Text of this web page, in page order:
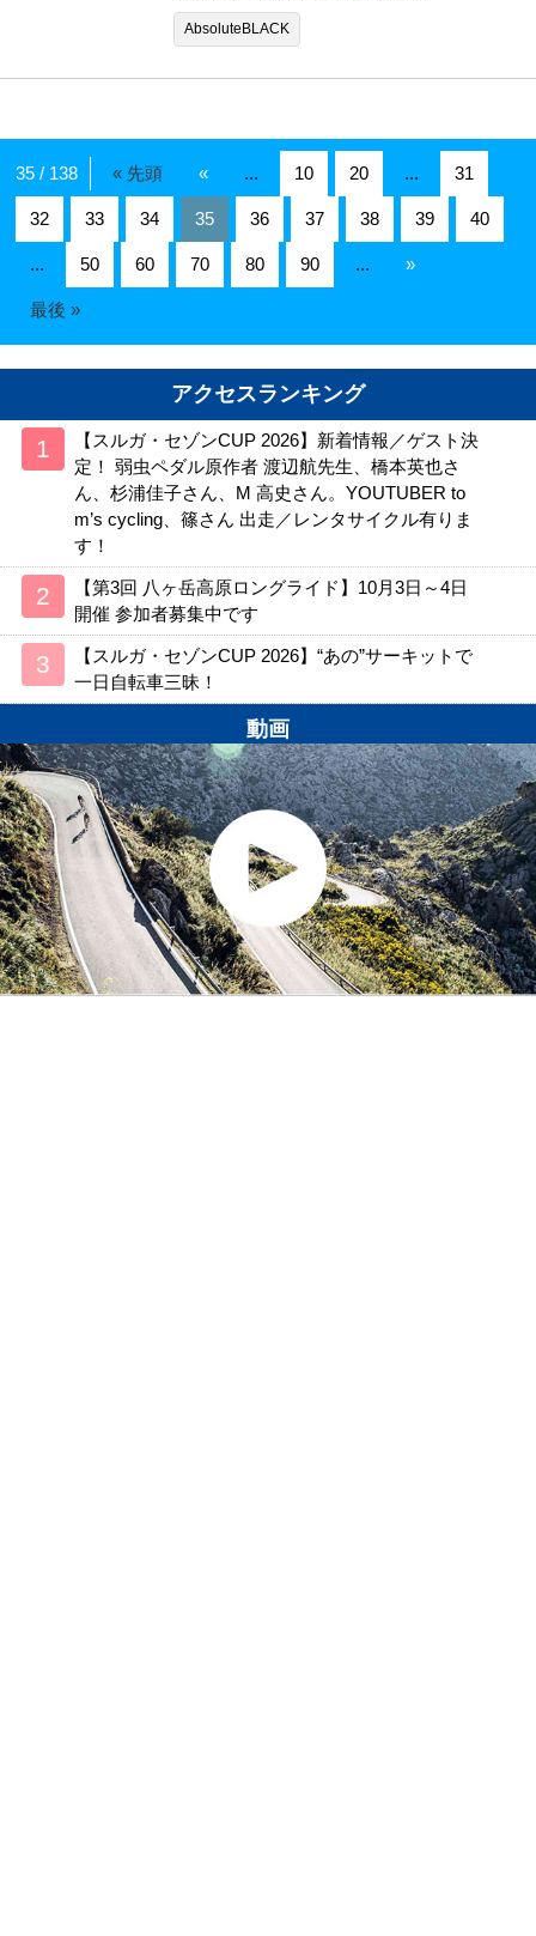
AbsoluteBLACK
35 / 138 « 先頭 « ... 10 20 ... 31
32 33 34 35 36 37 38 39 40
... 50 60 70 80 90 ... »
最後 »
アクセスランキング
【スルガ・セゾンCUP 2026】新着情報／ゲスト決
定！ 弱虫ペダル原作者 渡辺航先生、橋本英也さ
ん、杉浦佳子さん、M 高史さん。YOUTUBER to
m’s cycling、篠さん 出走／レンタサイクル有りま
す！
【第3回 八ヶ岳高原ロングライド】10月3日～4日
開催 参加者募集中です
【スルガ・セゾンCUP 2026】“あの”サーキットで
一日自転車三昧！
動画